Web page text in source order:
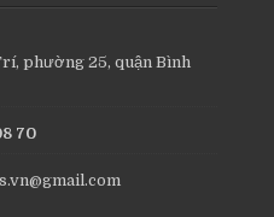
phường 25, quận Bình
70